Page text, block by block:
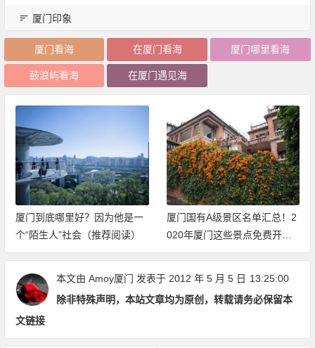
厦门印象
厦门看海 在厦门看海 厦门哪里看海
鼓浪屿看海 在厦门遇见海
厦门国有A级景区名单汇总！2
020年厦门这些景点免费开放
（持续更新中）
穿过山和大海，新网红打卡地
厦门山海健康步道2020年元旦
开放体验
本文由 Amoy厦门 发表于 2012 年 5 月 5 日 13:25:00
除非特殊声明，本站文章均为原创，转载请务必保留本
文链接